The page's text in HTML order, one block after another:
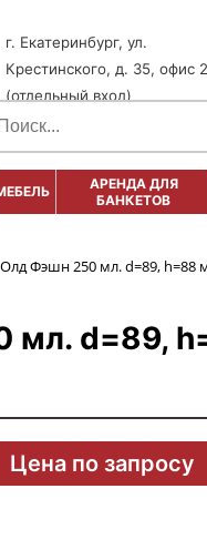
г. Екатеринбург, ул.
Крестинского, д. 35, офис
(отдельный вход)
АРЕНДА ДЛЯ
БАНКЕТОВ
Олд Фэшн 250 мл. d=89, h=88
мл. d=89,
Цена по запросу